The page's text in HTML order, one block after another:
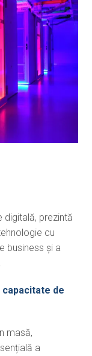
digitală, prezintă
cu
business și a
de
masă,
a